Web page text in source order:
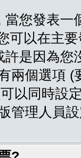
您發表
可以在主
是因為
兩個選項
以同時設
管理人員